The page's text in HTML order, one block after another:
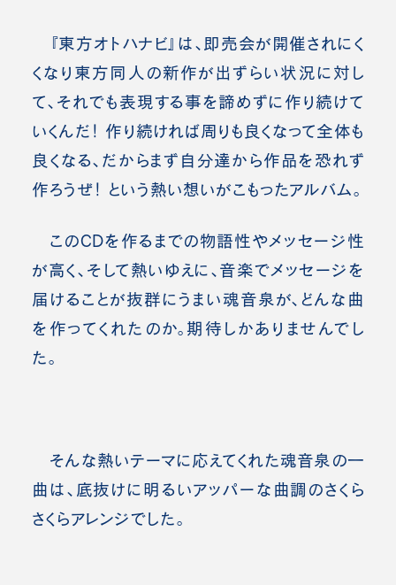
『東方オトハナビ』は、即売会が開催されにく
くなり東方同人の新作が出ずらい状況に対し
て、それでも表現する事を諦めずに作り続けて
いくんだ！ 作り続ければ周りも良くなって全体も
良くなる、だからまず自分達から作品を恐れず
作ろうぜ！ という熱い想いがこもったアルバム。
このCDを作るまでの物語性やメッセージ性
が高く、そして熱いゆえに、音楽でメッセージを
届けることが抜群にうまい魂音泉が、どんな曲
を作ってくれたのか。期待しかありませんでし
た。
そんな熱いテーマに応えてくれた魂音泉の一
曲は、底抜けに明るいアッパーな曲調のさくら
さくらアレンジでした。